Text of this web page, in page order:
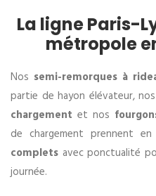
La ligne Paris-
métropole
Nos semi-remorques à
partie de hayon élévateur, nos
chargement et nos
de chargement prennent
complets avec ponctualité
journée.